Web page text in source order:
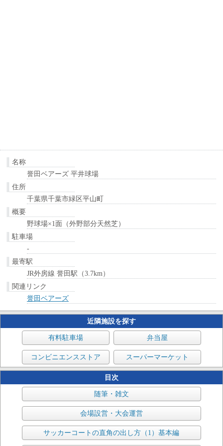
名称
誉田ベアーズ 平井球場
住所
千葉県千葉市緑区平山町
概要
野球場×1面（外野部分天然芝）
駐車場
-
最寄駅
JR外房線 誉田駅（3.7km）
関連リンク
誉田ベアーズ
近隣施設を探す
有料駐車場 弁当屋
コンビニエンスストア スーパーマーケット
目次
随筆・雑文
会場設営・大会運営
サッカーコートの直角の出し方（1）基本編